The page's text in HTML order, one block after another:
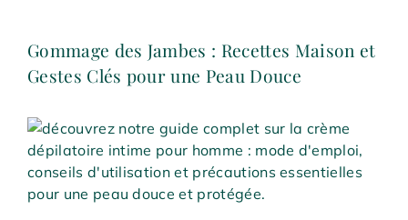
Gommage des Jambes : Recettes Maison et
Gestes Clés pour une Peau Douce